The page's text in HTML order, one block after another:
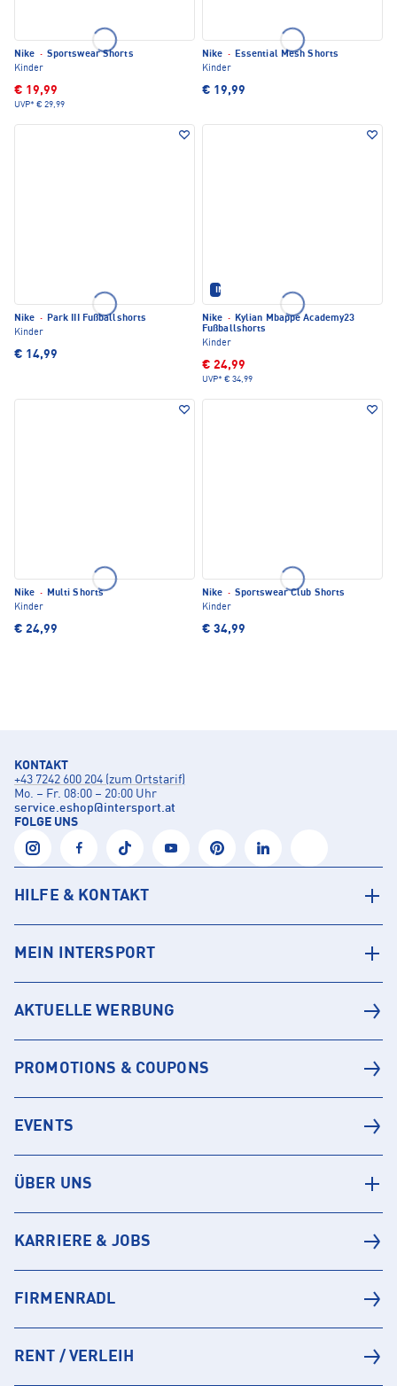
Nike · Sportswear Shorts
Kinder
€ 19,99
UVP* € 29,99
Nike · Essential Mesh Shorts
Kinder
€ 19,99
Nike · Park III Fußballshorts
Kinder
€ 14,99
IM SET ERHÄLTLICH
Nike · Kylian Mbappe Academy23
Fußballshorts
Kinder
€ 24,99
UVP* € 34,99
Nike · Multi Shorts
Kinder
€ 24,99
Nike · Sportswear Club Shorts
Kinder
€ 34,99
KONTAKT
+43 7242 600 204 (zum Ortstarif)
Mo. – Fr. 08:00 – 20:00 Uhr
service.eshop@intersport.at
FOLGE UNS
HILFE & KONTAKT
MEIN INTERSPORT
AKTUELLE WERBUNG
PROMOTIONS & COUPONS
EVENTS
ÜBER UNS
KARRIERE & JOBS
FIRMENRADL
RENT / VERLEIH